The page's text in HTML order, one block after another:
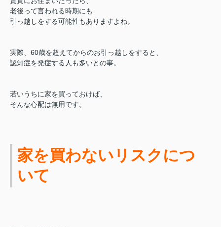
老後って言われる時期にも
引っ越しをする可能性もありますよね。
実際、60歳を超えてからのお引っ越しをすると、
認知症を発症する人も多いとの事。
若いうちに家を買っておけば、
そんな心配は無用です。
家を買わないリスクにつ
いて